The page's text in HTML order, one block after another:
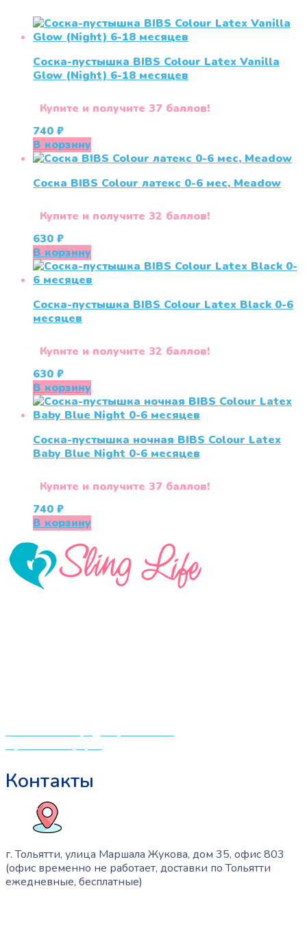
Соска-пустышка BIBS Colour Latex Vanilla
Glow (Night) 6-18 месяцев
Купите и получите 37 баллов!
740 ₽
В корзину
Соска BIBS Colour латекс 0-6 мес, Meadow
Купите и получите 32 баллов!
630 ₽
В корзину
Соска-пустышка BIBS Colour Latex Black 0-6
меcяцев
Купите и получите 32 баллов!
630 ₽
В корзину
Соска-пустышка ночная BIBS Colour Latex
Baby Blue Night 0-6 месяцев
Купите и получите 37 баллов!
740 ₽
В корзину
Политика конфиденциальности
Публичная оферта
Контакты
г. Тольятти, улица Маршала Жукова, дом 35, офис 803
(офис временно не работает, доставки по Тольятти
ежедневные, бесплатные)